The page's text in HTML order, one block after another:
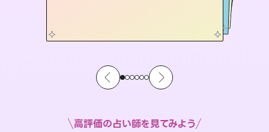
高評価の占い師を見てみよう